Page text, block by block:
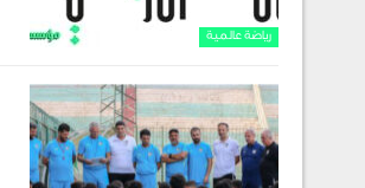
رياضة عالمية